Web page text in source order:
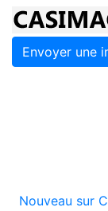
Envoyer une
Nouveau sur